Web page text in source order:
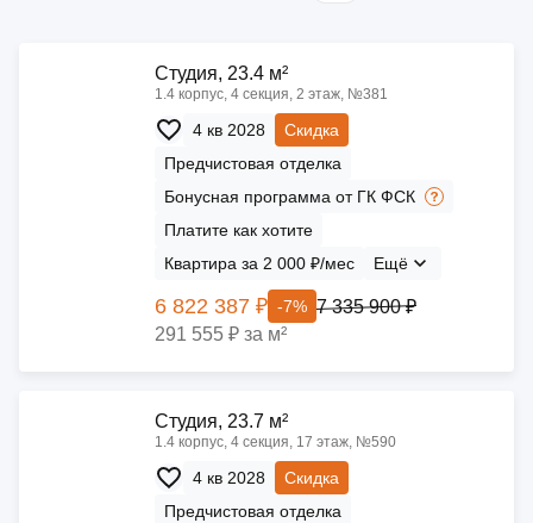
Cтудия, 23.4 м²
1.4 корпус, 4 секция, 2 этаж, №381
4 кв 2028
Скидка
Предчистовая отделка
Бонусная программа от ГК ФСК
Платите как хотите
Квартира за 2 000 ₽/мес
Ещё
6 822 387 ₽ -7% 7 335 900 ₽
291 555 ₽ за м²
Cтудия, 23.7 м²
1.4 корпус, 4 секция, 17 этаж, №590
4 кв 2028
Скидка
Предчистовая отделка